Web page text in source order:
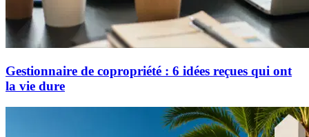
Gestionnaire de copropriété : 6 idées reçues qui ont
la vie dure